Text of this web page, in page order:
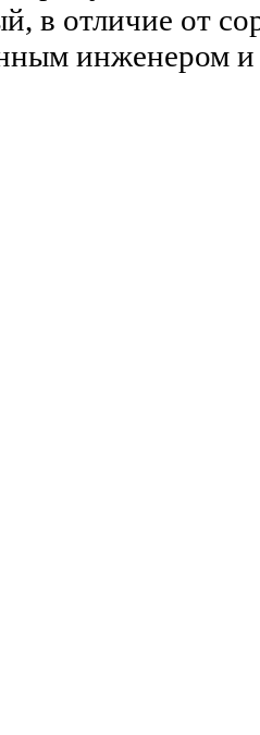
в отличие от
инженером и